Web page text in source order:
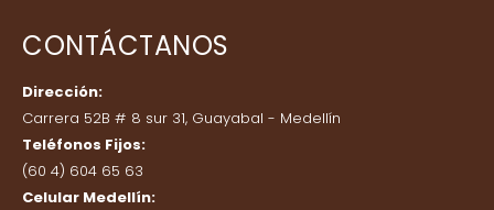
CONTÁCTANOS
Dirección:
Carrera 52B # 8 sur 31, Guayabal - Medellín
Teléfonos Fijos:
(60 4) 604 65 63
Celular Medellín: